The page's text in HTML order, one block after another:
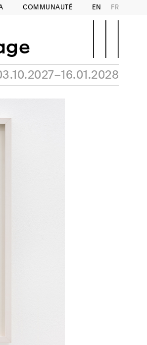
COMMUNAUTÉ EN FR